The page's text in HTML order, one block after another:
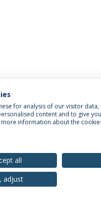
de Privacidade
Termos &
Direitos do Titular dos
© 2026 Universidade Católica
for analysis of our visitor
content and to give
more information about the
all
adjust